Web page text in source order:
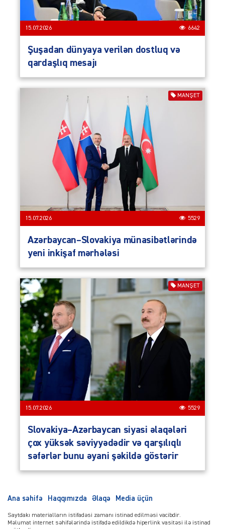
15.07.2026 6642
Şuşadan dünyaya verilən dostluq və
qardaşlıq mesajı
MANŞET
15.07.2026 5529
Azərbaycan–Slovakiya münasibətlərində
yeni inkişaf mərhələsi
MANŞET
15.07.2026 5529
Slovakiya–Azərbaycan siyasi əlaqələri
çox yüksək səviyyədədir və qarşılıqlı
səfərlər bunu əyani şəkildə göstərir
Ana səhifə Haqqımızda Əlaqə Media üçün
Saytdakı materialların istifadəsi zamanı istinad edilməsi vacibdir.
Məlumat internet səhifələrində istifadə edildikdə hiperlink vasitəsi ilə istinad